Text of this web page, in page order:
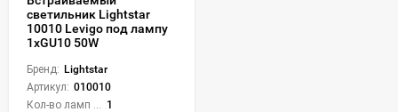
светильник Lightstar
10010 Levigo под лампу
1xGU10 50W
Бренд: Lightstar
Артикул: 010010
1